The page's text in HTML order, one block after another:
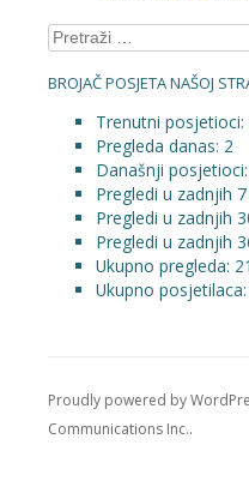
Pretraga:
BROJAČ POSJETA NAŠOJ
Trenutni posjetioci:
Pregleda danas: 2
Današnji posjetioci:
Pregledi u zadnjih
Pregledi u zadnjih
Pregledi u zadnjih
Ukupno pregleda:
Ukupno posjetilaca:
Proudly powered by
Communications Inc..